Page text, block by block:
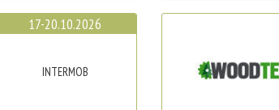
17-20.10.2026
INTERMOB